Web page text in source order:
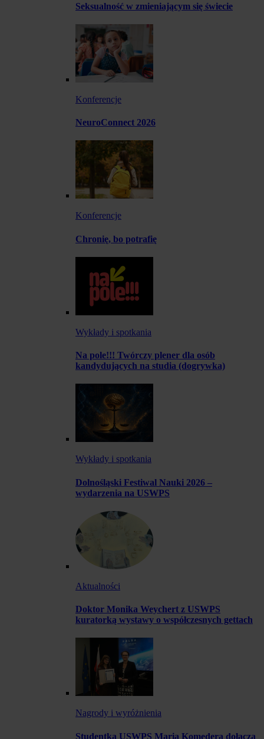
Seksualność w zmieniającym się świecie
Konferencje
NeuroConnect 2026
Konferencje
Chronię, bo potrafię
Wykłady i spotkania
Na pole!!! Twórczy plener dla osób
kandydujących na studia (dogrywka)
Wykłady i spotkania
Dolnośląski Festiwal Nauki 2026 –
wydarzenia na USWPS
Aktualności
Doktor Monika Weychert z USWPS
kuratorką wystawy o współczesnych gettach
Nagrody i wyróżnienia
Studentka USWPS Maria Komędera dołącza